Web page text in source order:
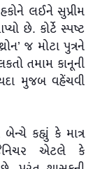
લઈને સુપ્રીમ
છે. કોર્ટે સ્પષ્ટ
જ મોટા પુત્રને
તમામ કાનૂની
મુજબ વહેંચવી
કહ્યું કે માત્ર
એટલે કે